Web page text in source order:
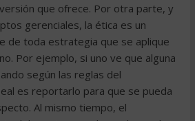
que ofrece. Por otra parte, y
gerenciales, la ética es un
de toda estrategia que se aplique
Por ejemplo, si uno ve que alguna
según las reglas del
es reportarlo para que se pueda
Al mismo tiempo, el